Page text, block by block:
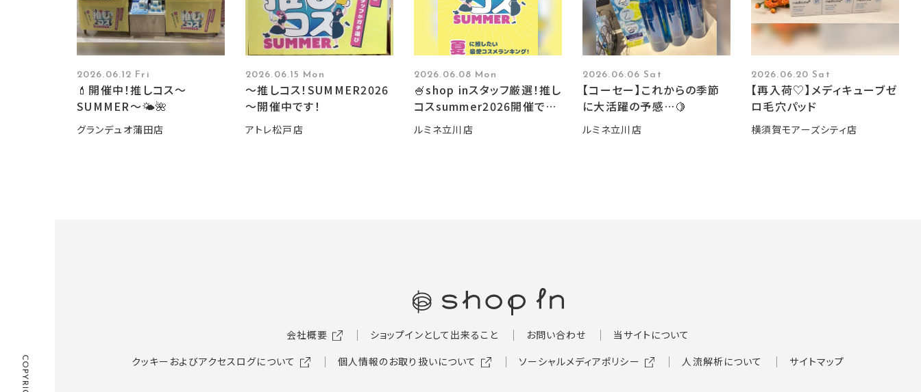
2026.06.12 Fri
💄開催中！推しコス〜
SUMMER〜🌤️🌺
グランデュオ蒲田店
2026.06.15 Mon
～推しコス！SUMMER2026
～開催中です！
アトレ松戸店
2026.06.08 Mon
🍧shop inスタッフ厳選！推し
コスsummer2026開催です
🍧
ルミネ立川店
2026.06.06 Sat
【コーセー】これからの季節
に大活躍の予感…🍋
ルミネ立川店
2026.06.20 Sat
【再入荷♡】メディキューブゼ
ロ毛穴パッド
横須賀モアーズシティ店
会社概要 ショップインとして出来ること お問い合わせ
当サイトについて
クッキーおよびアクセスログについて
個人情報のお取り扱いについて ソーシャルメディアポリシー 人流解析について サイトマップ